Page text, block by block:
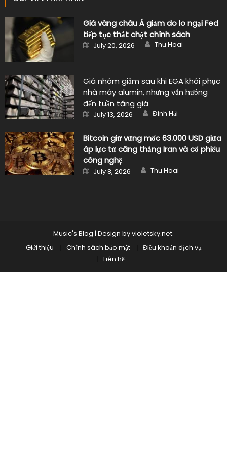
Giá vàng châu Á giảm do lo ngại Fed
tiếp tục thắt chặt chính sách
Posted
on
July 20, 2026 Author
Thu Hoai
Giá nhôm giảm sau khi EGA khôi phục
nhà máy alumin, nhưng vẫn hướng
đến tuần tăng giá
Posted
on
July 13, 2026 Author
Đình Hải
Bitcoin giữ vững mốc 63.000 USD giữa
áp lực từ căng thẳng Iran và cổ phiếu
công nghệ
Posted
on
July 8, 2026 Author
Thu Hoai
Music's Blog | Design byvioletsky.net.
Giới thiệu
Chính sách bảo mật
Điều khoản dịch vụ
Liên hệ